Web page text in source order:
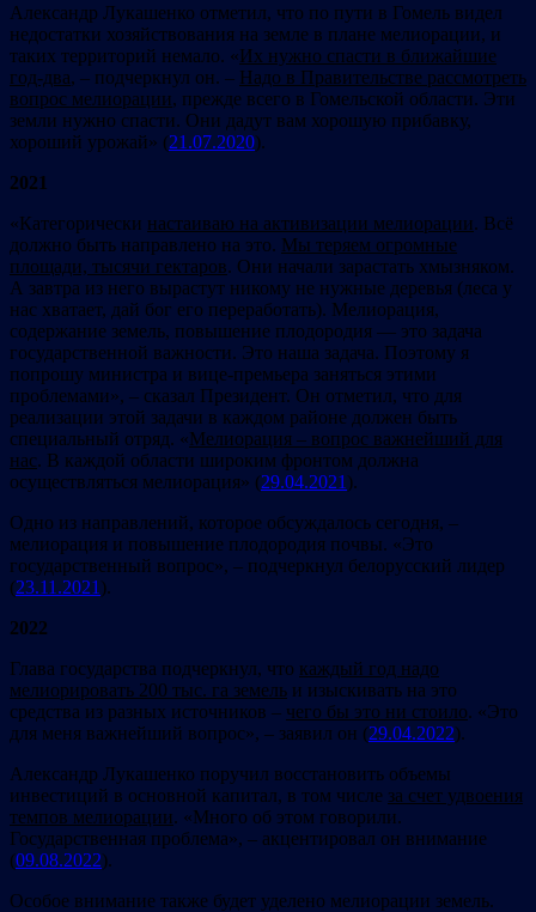
Александр Лукашенко отметил, что по пути в Гомель видел
недостатки хозяйствования на земле в плане мелиорации, и
таких территорий немало. «Их нужно спасти в ближайшие
год-два, – подчеркнул он. – Надо в Правительстве рассмотреть
вопрос мелиорации, прежде всего в Гомельской области. Эти
земли нужно спасти. Они дадут вам хорошую прибавку,
хороший урожай» (21.07.2020).
2021
«Категорически настаиваю на активизации мелиорации. Всё
должно быть направлено на это. Мы теряем огромные
площади, тысячи гектаров. Они начали зарастать хмызняком.
А завтра из него вырастут никому не нужные деревья (леса у
нас хватает, дай бог его переработать). Мелиорация,
содержание земель, повышение плодородия — это задача
государственной важности. Это наша задача. Поэтому я
попрошу министра и вице-премьера заняться этими
проблемами», – сказал Президент. Он отметил, что для
реализации этой задачи в каждом районе должен быть
специальный отряд. «Мелиорация – вопрос важнейший для
нас. В каждой области широким фронтом должна
осуществляться мелиорация» (29.04.2021 ).
Одно из направлений, которое обсуждалось сегодня, –
мелиорация и повышение плодородия почвы. «Это
государственный вопрос», – подчеркнул белорусский лидер
(23.11.2021 ).
2022
Глава государства подчеркнул, что каждый год надо
мелиорировать 200 тыс. га земель и изыскивать на это
средства из разных источников – чего бы это ни стоило. «Это
для меня важнейший вопрос», – заявил он (29.04.2022).
Александр Лукашенко поручил восстановить объемы
инвестиций в основной капитал, в том числе за счет удвоения
темпов мелиорации. «Много об этом говорили.
Государственная проблема», – акцентировал он внимание
(09.08.2022).
Особое внимание также будет уделено мелиорации земель.